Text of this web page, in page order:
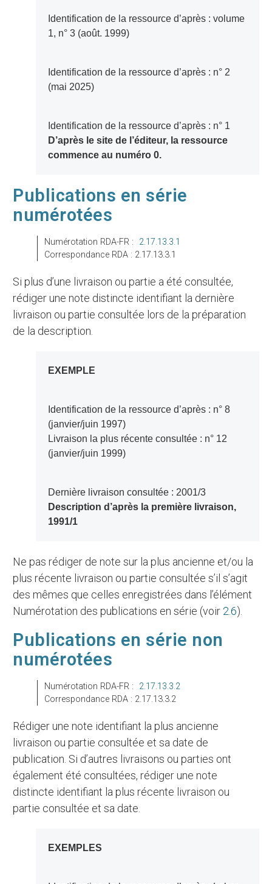
1, n° 3 (août. 1999)
(mai 2025)
Identification de la ressource d’après : n° 1
D’après le site de l’éditeur, la ressource
commence au numéro 0.
Publications en série
numérotées
Numérotation RDA-FR : 2.17.13.3.1
Correspondance RDA : 2.17.13.3.1
Si plus d’une livraison ou partie a été consultée,
rédiger une note distincte identifiant la dernière
livraison ou partie consultée lors de la préparation
de la description.
EXEMPLE
(janvier/juin 1997)
Livraison la plus récente consultée : n° 12
(janvier/juin 1999)
Dernière livraison consultée : 2001/3
Description d’après la première livraison,
1991/1
Ne pas rédiger de note sur la plus ancienne et/ou la
plus récente livraison ou partie consultée s’il s’agit
des mêmes que celles enregistrées dans l’élément
Numérotation des publications en série (voir 2.6).
Publications en série non
numérotées
Numérotation RDA-FR : 2.17.13.3.2
Correspondance RDA : 2.17.13.3.2
Rédiger une note identifiant la plus ancienne
livraison ou partie consultée et sa date de
publication. Si d’autres livraisons ou parties ont
également été consultées, rédiger une note
distincte identifiant la plus récente livraison ou
partie consultée et sa date.
EXEMPLES